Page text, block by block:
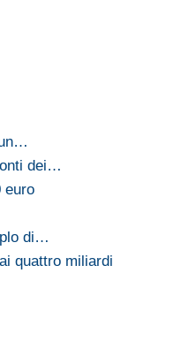
dei…
euro
di…
quattro miliardi